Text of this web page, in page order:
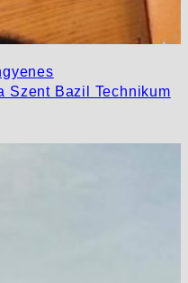
Szent Bazil Technikum